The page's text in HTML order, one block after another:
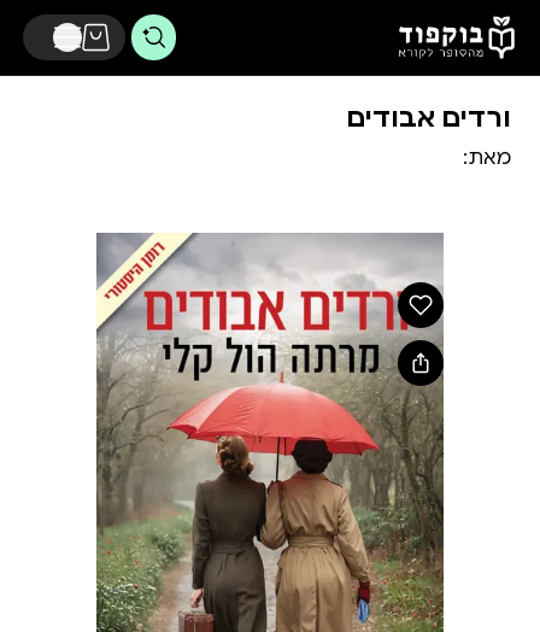
דלג לתוכן הראשי
ורדים אבודים
מאת: